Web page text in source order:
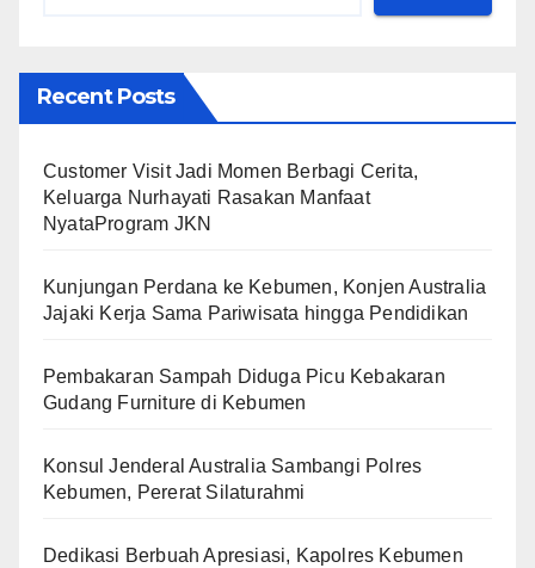
Recent Posts
Customer Visit Jadi Momen Berbagi Cerita,
Keluarga Nurhayati Rasakan Manfaat
NyataProgram JKN
Kunjungan Perdana ke Kebumen, Konjen Australia
Jajaki Kerja Sama Pariwisata hingga Pendidikan
Pembakaran Sampah Diduga Picu Kebakaran
Gudang Furniture di Kebumen
Konsul Jenderal Australia Sambangi Polres
Kebumen, Pererat Silaturahmi
Dedikasi Berbuah Apresiasi, Kapolres Kebumen